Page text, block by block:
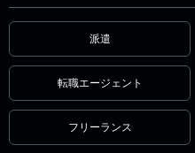
派遣
転職エージェント
フリーランス